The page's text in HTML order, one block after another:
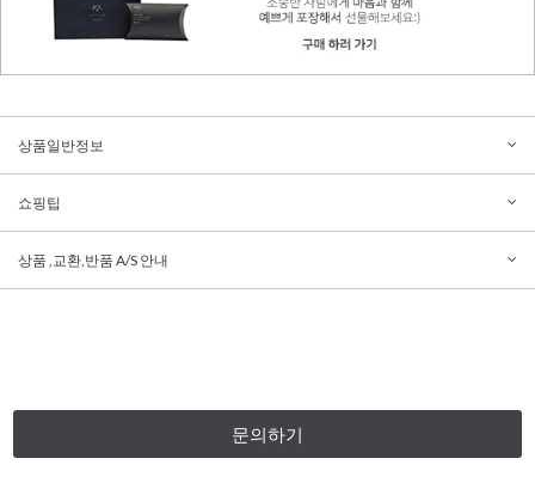
상품일반정보
쇼핑팁
상품 ,교환,반품 A/S 안내
문의하기